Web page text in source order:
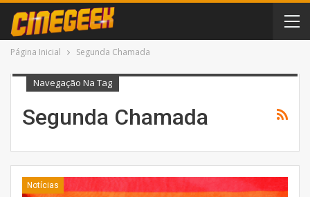
Página Inicial Segunda Chamada
Navegação Na Tag
Segunda Chamada
Notícias